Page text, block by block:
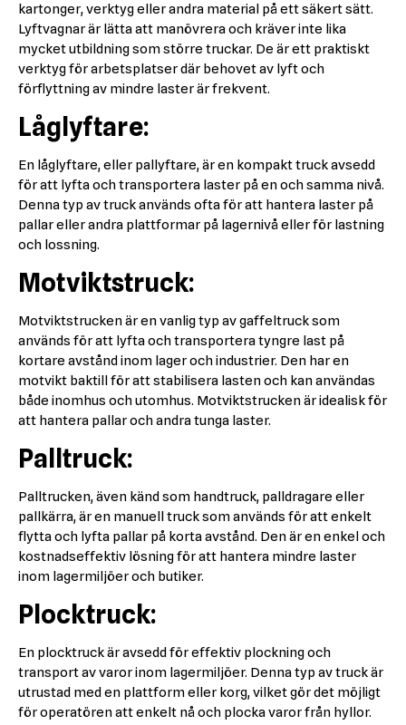
kartonger, verktyg eller andra material på ett säkert sätt.
Lyftvagnar är lätta att manövrera och kräver inte lika
mycket utbildning som större truckar. De är ett praktiskt
verktyg för arbetsplatser där behovet av lyft och
förflyttning av mindre laster är frekvent.
Låglyftare:
En låglyftare, eller pallyftare, är en kompakt truck avsedd
för att lyfta och transportera laster på en och samma nivå.
Denna typ av truck används ofta för att hantera laster på
pallar eller andra plattformar på lagernivå eller för lastning
och lossning.
Motviktstruck:
Motviktstrucken är en vanlig typ av gaffeltruck som
används för att lyfta och transportera tyngre last på
kortare avstånd inom lager och industrier. Den har en
motvikt baktill för att stabilisera lasten och kan användas
både inomhus och utomhus. Motviktstrucken är idealisk för
att hantera pallar och andra tunga laster.
Palltruck:
Palltrucken, även känd som handtruck, palldragare eller
pallkärra, är en manuell truck som används för att enkelt
flytta och lyfta pallar på korta avstånd. Den är en enkel och
kostnadseffektiv lösning för att hantera mindre laster
inom lagermiljöer och butiker.
Plocktruck:
En plocktruck är avsedd för effektiv plockning och
transport av varor inom lagermiljöer. Denna typ av truck är
utrustad med en plattform eller korg, vilket gör det möjligt
för operatören att enkelt nå och plocka varor från hyllor.